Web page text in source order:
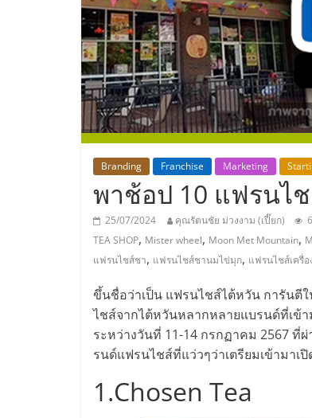
รวม
ธุรกิจ
เอ
ส
เอ็
มอี
ไทย,
SMEs,
แฟ
Branding Franchise Marketing
พาช้อป 10 แฟรนไ
25/07/2024 คุณรัตนชัย ม่วงงาม (เปี๊ยก)
TEA SHOP, Mister wheel, Moon Met Mountain,
แฟรนไชส์ชา, แฟรนไชส์ชานมไข่มุก, แฟรนไชส์เครื่
ขึ้นชื่อว่าเป็น แฟรนไชส์ไต้หวัน การันตี
ไชส์จากไต้หวันหลากหลายแบรนด์ที่เข้
ระหว่างวันที่ 11-14 กรกฏาคม 2567 ที่
รนด์แฟรนไชส์ที่แว่วๆว่าเตรียมเข้ามา
1.Chosen Tea